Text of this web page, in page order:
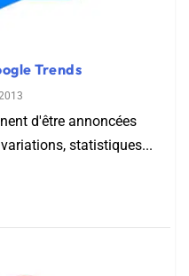
Trends
d'être annoncées
statistiques...